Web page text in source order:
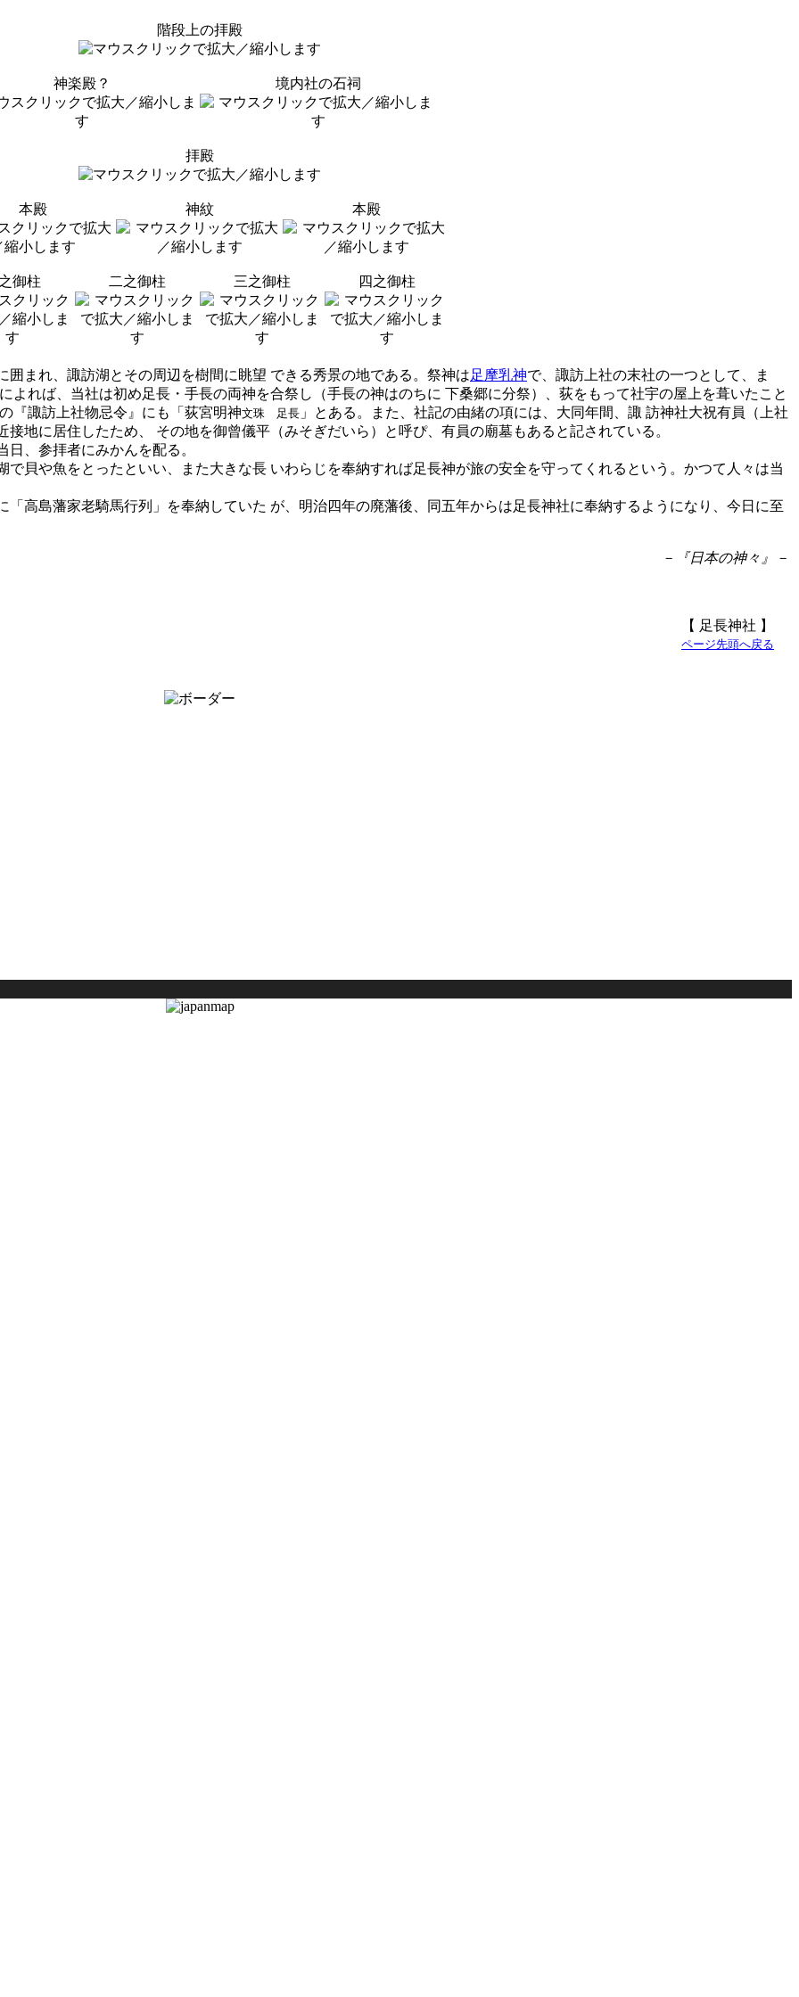
階段上の拝殿
神楽殿？ 境内社の石祠
拝殿
本殿 神紋 本殿
御柱 二之御柱 三之御柱 四之御柱
まれ、諏訪湖とその周辺を樹間に眺望 できる秀景の地である。祭神は足摩乳神で、諏訪上社の末社の一つとして、ま
よれば、当社は初め足長・手長の両神を合祭し（手長の神はのちに 下桑郷に分祭）、荻をもって社宇の屋上を葺いたこと
『諏訪上社物忌令』にも「荻宮明神文珠 足長 」とある。また、社記の由緒の項には、大同年間、諏 訪神社大祝有員（上社
地に居住したため、 その地を御曾儀平（みそぎだいら）と呼ぴ、有員の廟墓もあると記されている。
、参拝者にみかんを配る。
貝や魚をとったといい、また大きな長 いわらじを奉納すれば足長神が旅の安全を守ってくれるという。かつて人々は当
高島藩家老騎馬行列」を奉納していた が、明治四年の廃藩後、同五年からは足長神社に奉納するようになり、今日に至
－『日本の神々』－
【 足長神社 】
ページ先頭へ戻る